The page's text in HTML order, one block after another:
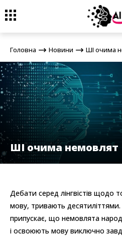
Головна ШІ очима
Головна Новини ШІ очима
ШІ очима немовлят
Дебати серед лінгвістів щодо
мову, тривають
припускає, що немовлята
і освоюють мову виключно